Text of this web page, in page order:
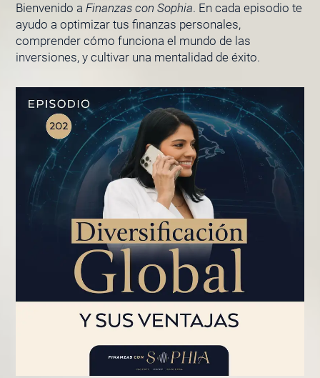
Bienvenido a Finanzas con Sophia. En cada episodio te
ayudo a optimizar tus finanzas personales,
comprender cómo funciona el mundo de las
inversiones, y cultivar una mentalidad de éxito.
PÁGINA
PÁGINA
PÁGINAPÁGINA